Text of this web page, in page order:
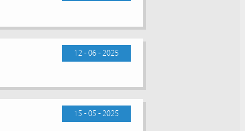
12 - 06 - 2025
15 - 05 - 2025